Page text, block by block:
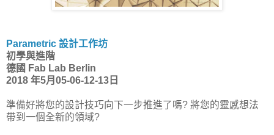
Parametric 設計工作坊
初學與進階
德國 Fab Lab Berlin
2018 年5月05-06-12-13日
準備好將您的設計技巧向下一步推進了嗎? 將您的靈感想法
帶到一個全新的領域?